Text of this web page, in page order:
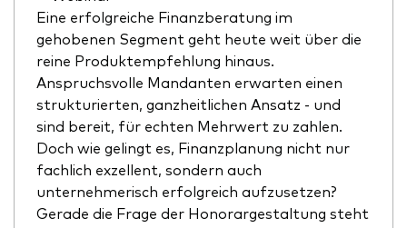
Dokumente, die Vertrauen schaffen
Eine erfolgreiche Finanzberatung im
gehobenen Segment geht heute weit über die
reine Produktempfehlung hinaus.
Anspruchsvolle Mandanten erwarten einen
strukturierten, ganzheitlichen Ansatz - und
sind bereit, für echten Mehrwert zu zahlen.
Doch wie gelingt es, Finanzplanung nicht nur
fachlich exzellent, sondern auch
unternehmerisch erfolgreich aufzusetzen?
Gerade die Frage der Honorargestaltung steht